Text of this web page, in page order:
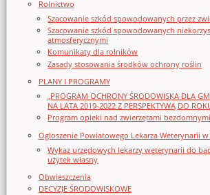
Rolnictwo
Szacowanie szkód spowodowanych przez
Szacowanie szkód spowodowanych
atmosferycznymi
Komunikaty dla rolników
Zasady stosowania środków ochrony roślin
PLANY I PROGRAMY
„PROGRAM OCHRONY ŚRODOWISKA DLA
NA LATA 2019-2022 Z PERSPEKTYWĄ DO
Program opieki nad zwierzętami bezdomnymi
Ogloszenie Powiatowego Lekarza Weterynarii
Wykaz urzędowych lekarzy weterynarii do
użytek własny
Obwieszczenia
DECYZJE ŚRODOWISKOWE